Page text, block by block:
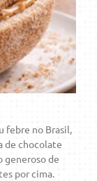
febre no Brasil,
de chocolate
generoso de
por cima.